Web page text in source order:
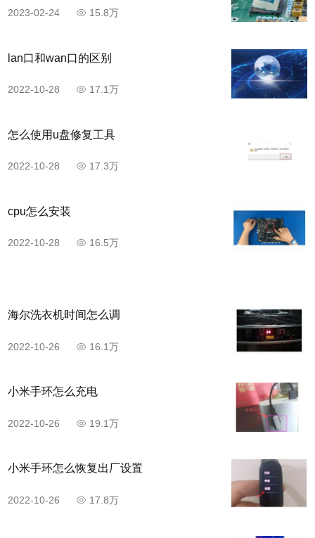
2023-02-24 15.8万
lan口和wan口的区别
2022-10-28 17.1万
怎么使用u盘修复工具
2022-10-28 17.3万
cpu怎么安装
2022-10-28 16.5万
海尔洗衣机时间怎么调
2022-10-26 16.1万
小米手环怎么充电
2022-10-26 19.1万
小米手环怎么恢复出厂设置
2022-10-26 17.8万